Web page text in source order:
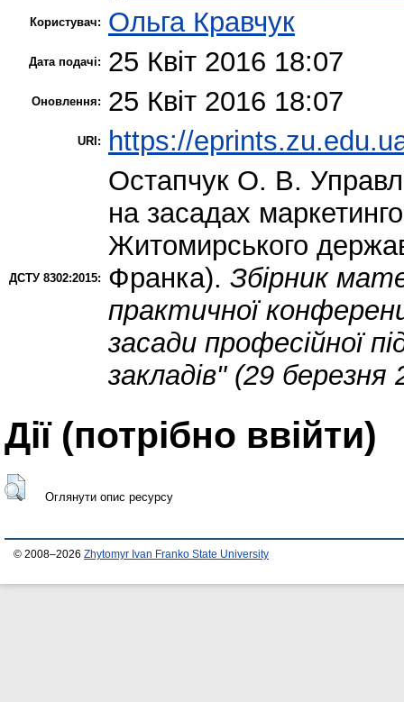
Користувач: Ольга Кравчук
Дата подачі: 25 Квіт 2016 18:07
Оновлення: 25 Квіт 2016 18:07
URI: https://
ДСТУ 8302:2015:
Остапчук О. В.
на засадах
Житомирського
Франка). Збірник
практичної
засади професійної
закладів" (29 березня
Дії ​​(потрібно ввійти)
Оглянути опис ресурсу
© 2008–2026 Zhytomyr Ivan Franko State University